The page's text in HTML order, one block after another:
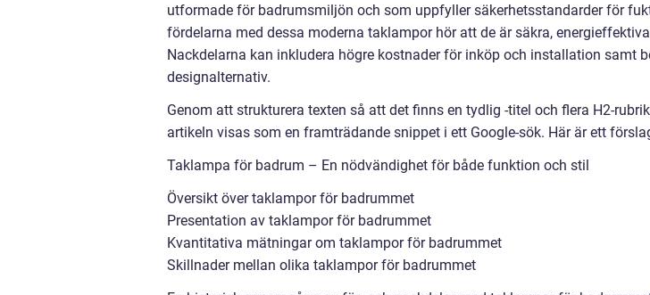
utformade för badrumsmiljön och som uppfyller säkerhetsstandarder för
fördelarna med dessa moderna taklampor hör att de är säkra,
Nackdelarna kan inkludera högre kostnader för inköp och installation samt
designalternativ.
Genom att strukturera texten så att det finns en tydlig -titel och flera H2-
artikeln visas som en framträdande snippet i ett Google-sök. Här är ett
Taklampa för badrum – En nödvändighet för både funktion och stil
Översikt över taklampor för badrummet
Presentation av taklampor för badrummet
Kvantitativa mätningar om taklampor för badrummet
Skillnader mellan olika taklampor för badrummet